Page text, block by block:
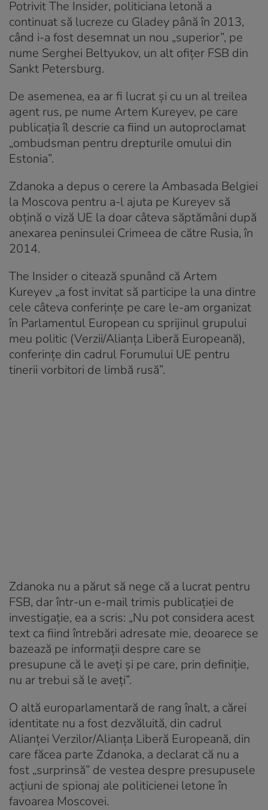
Potrivit The Insider, politiciana letonă a
continuat să lucreze cu Gladey până în 2013,
când i-a fost desemnat un nou „superior”, pe
nume Serghei Beltyukov, un alt ofițer FSB din
Sankt Petersburg.
De asemenea, ea ar fi lucrat și cu un al treilea
agent rus, pe nume Artem Kureyev, pe care
publicația îl descrie ca fiind un autoproclamat
„ombudsman pentru drepturile omului din
Estonia”.
Zdanoka a depus o cerere la Ambasada Belgiei
la Moscova pentru a-l ajuta pe Kureyev să
obțină o viză UE la doar câteva săptămâni după
anexarea peninsulei Crimeea de către Rusia, în
2014.
The Insider o citează spunând că Artem
Kureyev „a fost invitat să participe la una dintre
cele câteva conferințe pe care le-am organizat
în Parlamentul European cu sprijinul grupului
meu politic (Verzii/Alianța Liberă Europeană),
conferințe din cadrul Forumului UE pentru
tinerii vorbitori de limbă rusă”.
Zdanoka nu a părut să nege că a lucrat pentru
FSB, dar într-un e-mail trimis publicației de
investigație, ea a scris: „Nu pot considera acest
text ca fiind întrebări adresate mie, deoarece se
bazează pe informații despre care se
presupune că le aveți și pe care, prin definiție,
nu ar trebui să le aveți”.
O altă europarlamentară de rang înalt, a cărei
identitate nu a fost dezvăluită, din cadrul
Alianței Verzilor/Alianța Liberă Europeană, din
care făcea parte Zdanoka, a declarat că nu a
fost „surprinsă” de vestea despre presupusele
acțiuni de spionaj ale politicienei letone în
favoarea Moscovei.